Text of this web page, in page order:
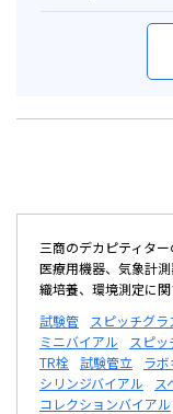
三商のデカピティタ
医療用機器、気象計
織培養、環境測定に関
試験管
スピッチグラ
ミニバイアル
スピ
TR栓 試験管立 ラ
シリンジバイアル
ス
コレクションバイアル